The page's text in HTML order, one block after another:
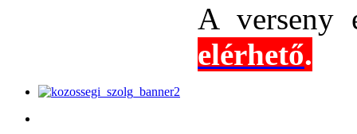
A verseny
elérhető.